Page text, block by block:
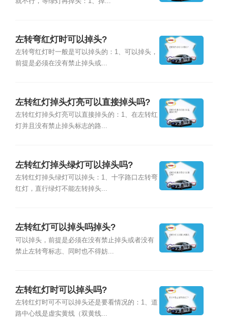
左转弯红灯时可以掉头?
左转弯红灯时一般是可以掉头的：1、可以掉头，
前提是必须在没有禁止掉头或...
左转红灯掉头灯亮可以直接掉头吗?
左转红灯掉头灯亮可以直接掉头的：1、在左转红
灯并且没有禁止掉头标志的路...
左转红灯掉头绿灯可以掉头吗?
左转红灯掉头绿灯可以掉头：1、十字路口左转弯
红灯，直行绿灯不能左转掉头...
左转红灯可以掉头吗掉头?
可以掉头，前提是必须在没有禁止掉头或者没有
禁止左转弯标志、同时也不得妨...
左转红灯时可以掉头吗?
左转红灯时可不可以掉头还是要看情况的：1、道
路中心线是虚实黄线（双黄线...